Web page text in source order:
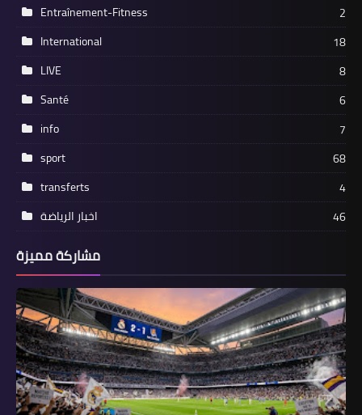
Entraînement-Fitness
2
International
18
LIVE
8
Santé
6
info
7
sport
68
transferts
4
اخبار الرياضة
46
مشاركة مميزة